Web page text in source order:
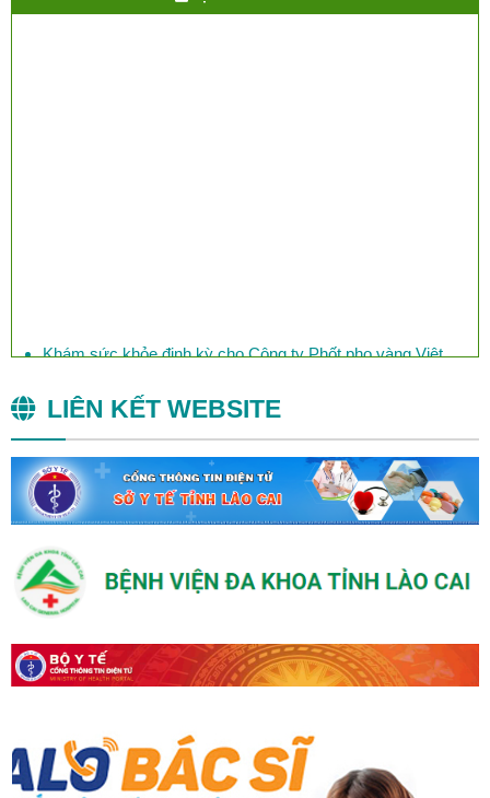
Khám sức khỏe định kỳ cho Công ty Phốt pho vàng Việt
LIÊN KẾT WEBSITE